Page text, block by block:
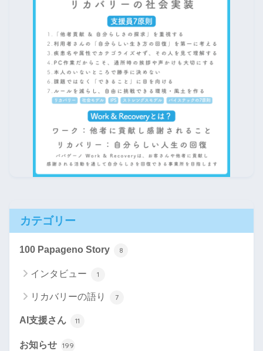
カテゴリー
100 Papageno Story 8
インタビュー 1
リカバリーの語り 7
AI支援さん 11
お知らせ 199